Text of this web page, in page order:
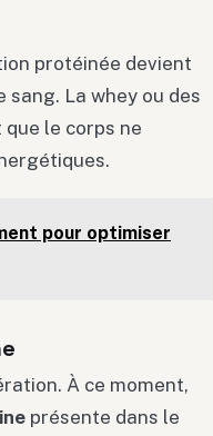
protéinée devient
sang. La whey ou des
le corps ne
pour optimiser
À ce moment,
présente dans le